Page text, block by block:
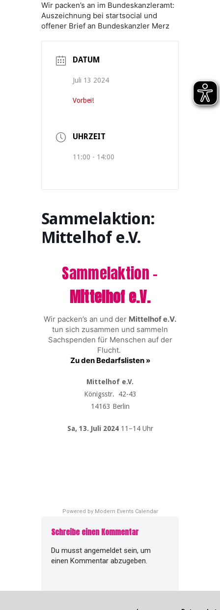
Wir packen’s an im Bundeskanzleramt:
Auszeichnung bei startsocial und
offener Brief an Bundeskanzler Merz
DATUM
Juli 13 2024
Vorbei!
UHRZEIT
11:00 - 14:00
Sammelaktion:
Mittelhof e.V.
Sammelaktion –
Mittelhof e.V.
Wir packen’s an und der Mittelhof e.V.
tun sich zusammen und sammeln
Sachspenden für Menschen auf der
Flucht.
Zu den Bedarfslisten »
Mittelhof e.V.
Königsstr. 42-43
14163 Berlin
Sa, 13. Juli 202411–14 Uhr
Powered by Modern Events Calendar
Schreibe einen Kommentar
Du musst angemeldet sein, um
einen Kommentar abzugeben.